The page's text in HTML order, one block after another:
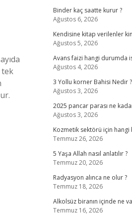
tek
Binder kaç saatte kurur ?
Ağustos 6, 2026
Kendisine kitap verilenler
Ağustos 5, 2026
Avans faizi hangi durumda
Ağustos 4, 2026
3 Yollu korner Bahisi Nedir ?
Ağustos 3, 2026
2025 pancar parası ne
Ağustos 3, 2026
Kozmetik sektörü için hangi
Temmuz 26, 2026
5 Yaşa Allah nasıl anlatılır ?
Temmuz 20, 2026
Radyasyon alınca ne olur ?
Temmuz 18, 2026
Alkolsüz biranın içinde ne
Temmuz 16, 2026